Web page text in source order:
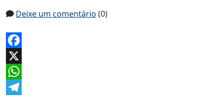
Deixe um comentário (0)
Facebook
X
WhatsApp